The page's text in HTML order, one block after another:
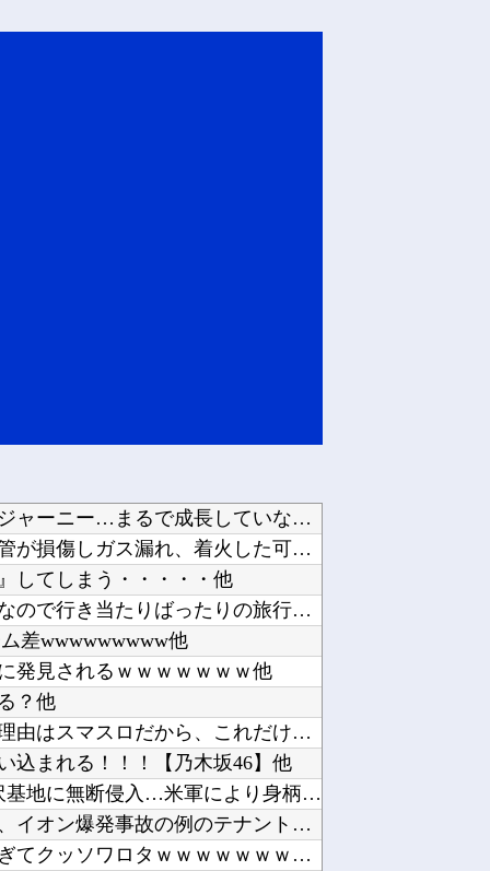
【ウマ娘】昔の水着がそのまま入るジャーニー…まるで成長していない！？他
【イオンモール熊本】福岡酸素「配管が損傷しガス漏れ、着火した可能性」高圧ガス保安法などに基...
してしまう・・・・・他
【ラブライブ！】予定立てるの苦手なので行き当たりばったりの旅行しかできません他
差wwwwwwwww他
発見されるｗｗｗｗｗｗｗ他
？他
スロッターさん「優遇冷遇はある。理由はスマスロだから、これだけで十分なんだよね」他
込まれる！！！【乃木坂46】他
大進連所属の学生8人、在韓米軍平沢基地に無断侵入…米軍により身柄拘束！他
ミヤネ屋に出演した左派の社会学者、イオン爆発事故の例のテナントに理解を示して……他
【画像】このボケて、破壊力ありすぎてクッソワロタｗｗｗｗｗｗｗｗｗ他